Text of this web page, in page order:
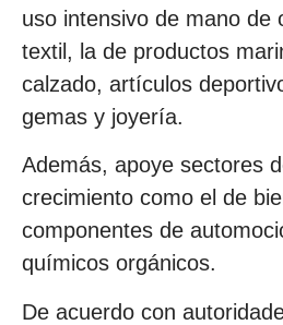
uso intensivo de mano de
textil, la de productos
calzado, artículos
gemas y joyería.
Además, apoye sectores
crecimiento como el de
componentes de
químicos orgánicos.
De acuerdo con